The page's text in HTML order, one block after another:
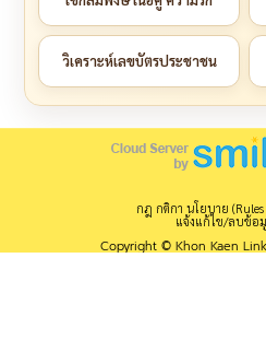
วิเคราะห์เลขบัตรประชาชน
กฎ กติกา นโยบาย (Rules
แจ้งแก้ไข/ลบข้อ
Copyright © Khon Kaen